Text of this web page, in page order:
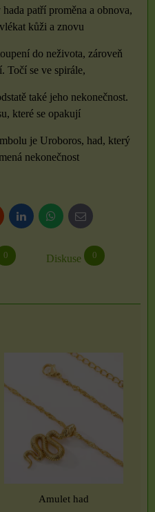
patří proměna a obnova,
kůži a znovu
do neživota, zároveň
Točí se ve spirále,
také jeho nekonečnost.
které se opakují
je Uroboros, had, který
nekonečnost
LinkedInWhatsApp
E-
mail
0 Diskuse 0
Amulet had